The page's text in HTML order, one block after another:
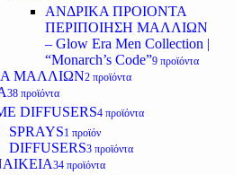
ΑΝΔΡΙΚΑ ΠΡΟΙΟΝΤΑ
ΠΕΡΙΠΟΙΗΣΗ ΜΑΛΛΙΩΝ
– Glow Era Men Collection |
“Monarch’s Code”9 προϊόντα
ΜΑΛΛΙΩΝ2 προϊόντα
38 προϊόντα
DIFFUSERS4 προϊόντα
SPRAYS1 προϊόν
DIFFUSERS3 προϊόντα
34 προϊόντα